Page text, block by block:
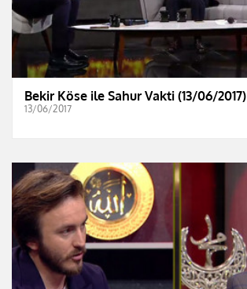
Bekir Köse ile Sahur Vakti (13/06/2017)
13/06/2017